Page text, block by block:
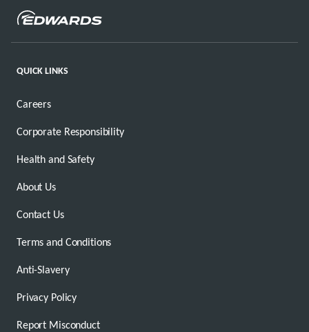
QUICK LINKS
Careers
Corporate Responsibility
Health and Safety
About Us
Contact Us
Terms and Conditions
Anti-Slavery
Privacy Policy
Report Misconduct